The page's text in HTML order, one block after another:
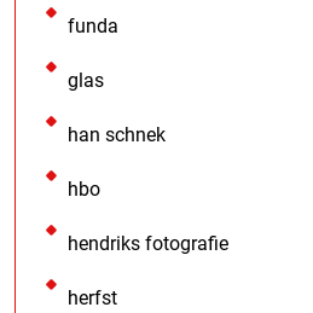
funda
glas
han schnek
hbo
hendriks fotografie
herfst